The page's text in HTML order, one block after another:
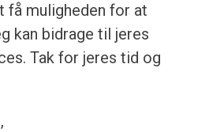
få muligheden for at
kan bidrage til jeres
Tak for jeres tid og